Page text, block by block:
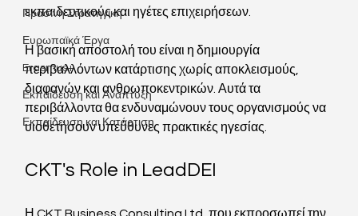
Πράσινη Στρατηγική
Ευρωπαϊκά Έργα
Erasmus+
Εκπαίδευση και Ανάπτυξη
Εκπαίδευση και Κατάρτιση
εκπαιδευτικούς και ηγέτες επιχειρήσεων.
Η βασική αποστολή του είναι η δημιουργία
περιβαλλόντων κατάρτισης χωρίς αποκλεισμούς,
διαφανών και ανθρωποκεντρικών. Αυτά τα
περιβάλλοντα θα ενδυναμώνουν τους οργανισμούς να
υιοθετήσουν υπεύθυνες πρακτικές ηγεσίας.
CKT's Role in LeadDEI